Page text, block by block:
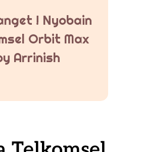
! Nyobain
Orbit Max
Arrinish